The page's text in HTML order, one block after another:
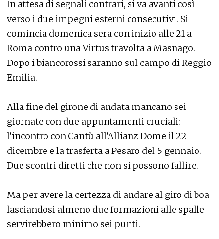
In attesa di segnali contrari, si va avanti così
verso i due impegni esterni consecutivi. Si
comincia domenica sera con inizio alle 21 a
Roma contro una Virtus travolta a Masnago.
Dopo i biancorossi saranno sul campo di Reggio
Emilia.
Alla fine del girone di andata mancano sei
giornate con due appuntamenti cruciali:
l’incontro con Cantù all’Allianz Dome il 22
dicembre e la trasferta a Pesaro del 5 gennaio.
Due scontri diretti che non si possono fallire.
Ma per avere la certezza di andare al giro di boa
lasciandosi almeno due formazioni alle spalle
servirebbero minimo sei punti.